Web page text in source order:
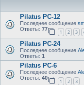
Pilatus PC-12
Последнее сообщение
Ответы: 77
1 2 3
Pilatus PC-24
Последнее сообщение
Ответы: 1
Pilatus PC-6
Последнее сообщение
Ответы: 40
1 2 3